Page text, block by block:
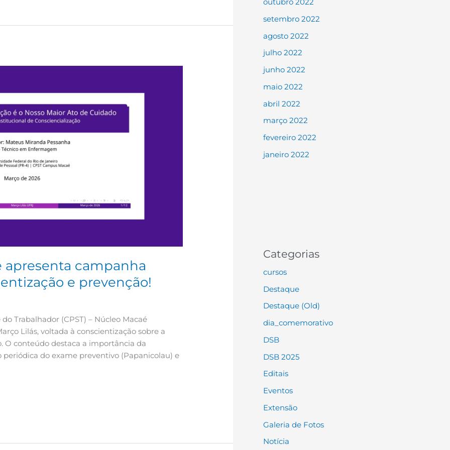
apresenta campanha
e prevenção!
Trabalhador (CPST) – Núcleo Macaé
Lilás, voltada à conscientização sobre a
O conteúdo destaca a importância da
periódica do exame preventivo (Papanicolau) e
setembro 2022
agosto 2022
julho 2022
junho 2022
maio 2022
abril 2022
março 2022
fevereiro 2022
janeiro 2022
Categorias
cursos
Destaque
Destaque (Old)
dia_comemorativo
DSB
DSB 2025
Editais
Eventos
Extensão
Galeria de Fotos
Notícia